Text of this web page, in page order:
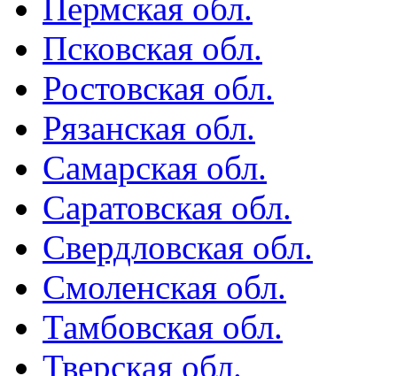
Пермская обл.
Псковская обл.
Ростовская обл.
Рязанская обл.
Самарская обл.
Саратовская обл.
Свердловская обл.
Смоленская обл.
Тамбовская обл.
Тверская обл.